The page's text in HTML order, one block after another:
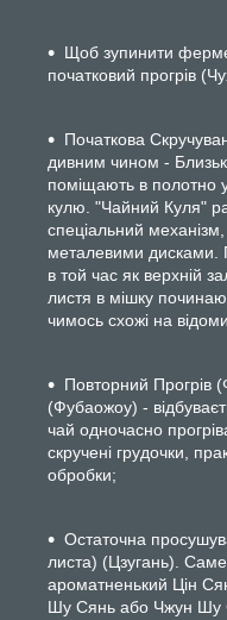
Щоб зупинити
початковий прогрів
Початкова
дивним чином -
поміщають в полотно
кулю. "Чайний Куля"
спеціальний
металевими дисками.
в той час як верхній
листя в мішку
чимось схожі на
Повторний Прогрів
(Фубаожоу) -
чай одночасно
скручені грудочки,
обробки;
Остаточна
листа) (Цзугань).
ароматненький Цін
Шу Сянь або Чжун Шу